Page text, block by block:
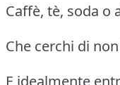
Caffè, tè, soda o
Che cerchi di
E idealmente